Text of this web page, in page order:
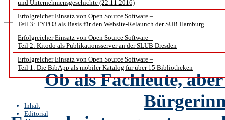
und Unternehmensgeschichte (22.11.2016)
Erfolgreicher Einsatz von Open Source Software –
Teil 3: TYPO3 als Basis für den Website-Relaunch der SUB Hamburg
Erfolgreicher Einsatz von Open Source Software –
Teil 2: Kitodo als Publikationsserver an der SLUB Dresden
Erfolgreicher Einsatz von Open Source Software –
Teil 1: Die BibApp als mobiler Katalog für über 15 Bibliotheken
Inhalt
Editorial
erreicht die Nutzer nur global.
Deep
Ob als Fachleute,